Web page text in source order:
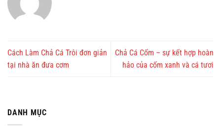
Cách Làm Chả Cá Trôi đơn giản
tại nhà ăn đưa cơm
Chả Cá Cốm – sự kết hợp hoàn
hảo của cốm xanh và cá tươi
DANH MỤC